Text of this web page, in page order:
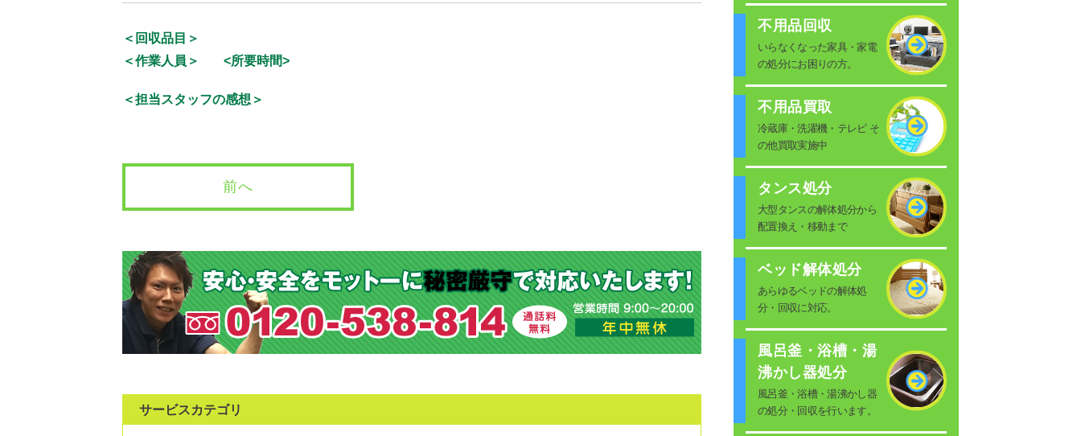
＜回収品目＞
＜作業人員＞
<所要時間>
＜担当スタッフの感想＞
前へ
サービスカテゴリ
不用品回収
いらなくなった家具・家電
の処分にお困りの方。
不用品買取
冷蔵庫・洗濯機・テレビ そ
の他買取実施中
タンス処分
大型タンスの解体処分から
配置換え・移動まで
ベッド解体処分
あらゆるベッドの解体処
分・回収に対応。
風呂釜・浴槽・湯
沸かし器処分
風呂釜・浴槽・湯沸かし器
の処分・回収を行います。